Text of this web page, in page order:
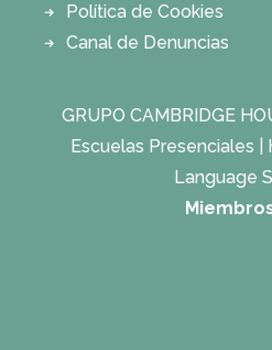
Política de Cookies
Canal de Denuncias
GRUPO CAMBRIDGE
Escuelas Presenciales
Language